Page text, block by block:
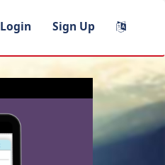
Login Sign Up